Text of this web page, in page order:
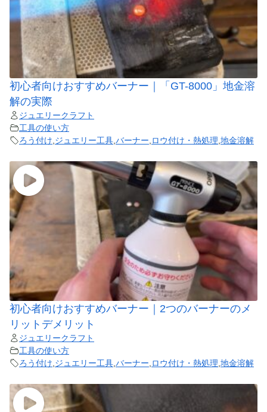
初心者向けおすすめバーナー｜「GT-8000」地金溶
解の実際
ジュエリークラフト
工具の使い方
ろう付け ジュエリー工具 バーナー ロウ付け・熱処理 地金溶解
初心者向けおすすめバーナー｜2つのバーナーのメ
リットデメリット
ジュエリークラフト
工具の使い方
ろう付け ジュエリー工具 バーナー ロウ付け・熱処理 地金溶解